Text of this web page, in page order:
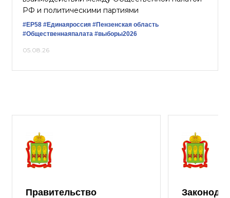
РФ и политическими партиями
#ЕР58 #Единаяроссия #Пензенская область
#Общественнаяпалата #выборы2026
05.08.26
Правительство